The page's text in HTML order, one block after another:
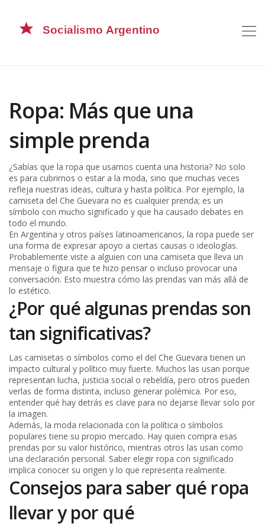
Ropa: Más que una
simple prenda
¿Sabías que la ropa que usamos cuenta una historia? No solo
es para cubrirnos o estar a la moda, sino que muchas veces
refleja nuestras ideas, cultura y hasta política. Por ejemplo, la
camiseta del Che Guevara no es cualquier prenda; es un
símbolo con mucho significado y que ha causado debates en
todo el mundo.
En Argentina y otros países latinoamericanos, la ropa puede ser
una forma de expresar apoyo a ciertas causas o ideologías.
Probablemente viste a alguien con una camiseta que lleva un
mensaje o figura que te hizo pensar o incluso provocar una
conversación. Esto muestra cómo las prendas van más allá de
lo estético.
¿Por qué algunas prendas son
tan significativas?
Las camisetas o símbolos como el del Che Guevara tienen un
impacto cultural y político muy fuerte. Muchos las usan porque
representan lucha, justicia social o rebeldía, pero otros pueden
verlas de forma distinta, incluso generar polémica. Por eso,
entender qué hay detrás es clave para no dejarse llevar solo por
la imagen.
Además, la moda relacionada con la política o símbolos
populares tiene su propio mercado. Hay quien compra esas
prendas por su valor histórico, mientras otros las usan como
una declaración personal. Saber elegir ropa con significado
implica conocer su origen y lo que representa realmente.
Consejos para saber qué ropa
llevar y por qué